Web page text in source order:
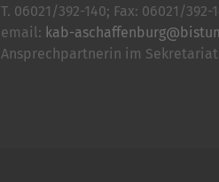
T. 06021/392-140; Fax: 06021/392-
email: kab-
Ansprechpartnerin im